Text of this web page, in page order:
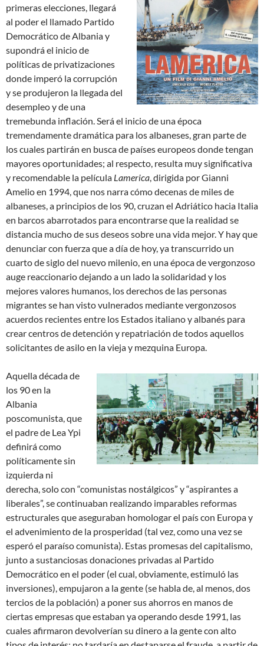
primeras elecciones, llegará
al poder el llamado Partido
Democrático de Albania y
supondrá el inicio de
políticas de privatizaciones
donde imperó la corrupción
y se produjeron la llegada del
desempleo y de una
tremebunda inflación. Será el inicio de una época
tremendamente dramática para los albaneses, gran parte de
los cuales partirán en busca de países europeos donde tengan
mayores oportunidades; al respecto, resulta muy significativa
y recomendable la película Lamerica, dirigida por Gianni
Amelio en 1994, que nos narra cómo decenas de miles de
albaneses, a principios de los 90, cruzan el Adriático hacia Italia
en barcos abarrotados para encontrarse que la realidad se
distancia mucho de sus deseos sobre una vida mejor. Y hay que
denunciar con fuerza que a día de hoy, ya transcurrido un
cuarto de siglo del nuevo milenio, en una época de vergonzoso
auge reaccionario dejando a un lado la solidaridad y los
mejores valores humanos, los derechos de las personas
migrantes se han visto vulnerados mediante vergonzosos
acuerdos recientes entre los Estados italiano y albanés para
crear centros de detención y repatriación de todos aquellos
solicitantes de asilo en la vieja y mezquina Europa.
Aquella década de
los 90 en la
Albania
poscomunista, que
el padre de Lea Ypi
definirá como
políticamente sin
izquierda ni
derecha, solo con “comunistas nostálgicos” y “aspirantes a
liberales”, se continuaban realizando imparables reformas
estructurales que aseguraban homologar el país con Europa y
el advenimiento de la prosperidad (tal vez, como una vez se
esperó el paraíso comunista). Estas promesas del capitalismo,
junto a sustanciosas donaciones privadas al Partido
Democrático en el poder (el cual, obviamente, estimuló las
inversiones), empujaron a la gente (se habla de, al menos, dos
tercios de la población) a poner sus ahorros en manos de
ciertas empresas que estaban ya operando desde 1991, las
cuales afirmaron devolverían su dinero a la gente con alto